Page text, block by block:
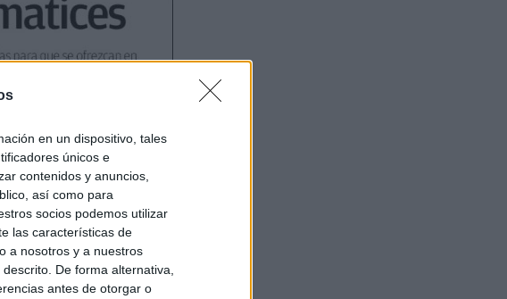
en un dispositivo, tales
únicos e
contenidos y anuncios,
así como para
socios podemos utilizar
las características de
a nosotros y a nuestros
De forma alternativa,
antes de otorgar o